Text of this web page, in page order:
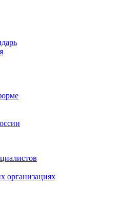
организациях